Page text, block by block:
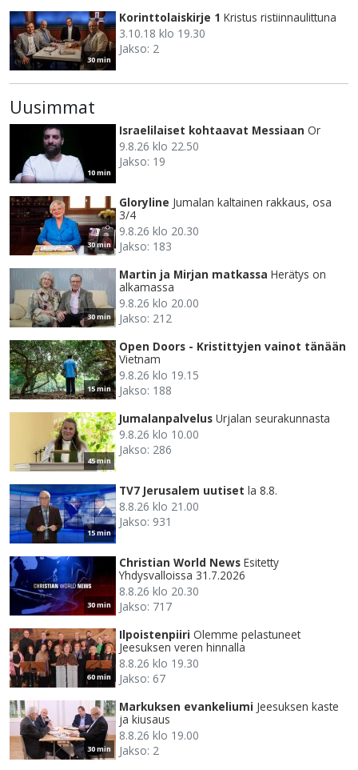
30 min
Korinttolaiskirje 1 Kristus ristiinnaulittuna
3.10.18 klo 19.30
Jakso: 2
Uusimmat
10 min
Israelilaiset kohtaavat Messiaan Or
9.8.26 klo 22.50
Jakso: 19
30 min
Gloryline Jumalan kaltainen rakkaus, osa
3/4
9.8.26 klo 20.30
Jakso: 183
30 min
Martin ja Mirjan matkassa Herätys on
alkamassa
9.8.26 klo 20.00
Jakso: 212
15 min
Open Doors - Kristittyjen vainot tänään
Vietnam
9.8.26 klo 19.15
Jakso: 188
45 min
Jumalanpalvelus Urjalan seurakunnasta
9.8.26 klo 10.00
Jakso: 286
15 min
TV7 Jerusalem uutiset la 8.8.
8.8.26 klo 21.00
Jakso: 931
30 min
Christian World News Esitetty
Yhdysvalloissa 31.7.2026
8.8.26 klo 20.30
Jakso: 717
60 min
Ilpoistenpiiri Olemme pelastuneet
Jeesuksen veren hinnalla
8.8.26 klo 19.30
Jakso: 67
30 min
Markuksen evankeliumi Jeesuksen kaste
ja kiusaus
8.8.26 klo 19.00
Jakso: 2